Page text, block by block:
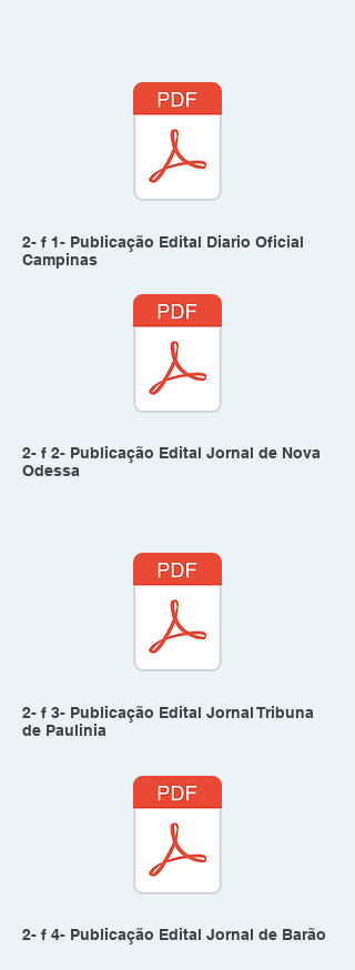
2- f 1- Publicação Edital Diario Oficial
Campinas
2- f 2- Publicação Edital Jornal de Nova
Odessa
2- f 3- Publicação Edital Jornal Tribuna
de Paulinia
2- f 4- Publicação Edital Jornal de Barão